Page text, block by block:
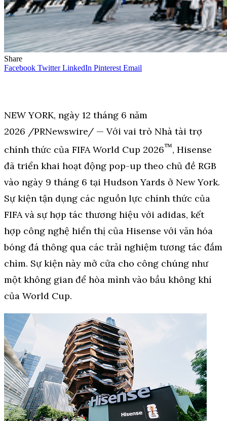
Share
Facebook Twitter LinkedIn Pinterest Email
NEW YORK, ngày 12 tháng 6 năm
2026 /PRNewswire/ — Với vai trò Nhà tài trợ
chính thức của FIFA World Cup 2026™, Hisense
đã triển khai hoạt động pop-up theo chủ đề RGB
vào ngày 9 tháng 6 tại Hudson Yards ở New York.
Sự kiện tận dụng các nguồn lực chính thức của
FIFA và sự hợp tác thương hiệu với adidas, kết
hợp công nghệ hiển thị của Hisense với văn hóa
bóng đá thông qua các trải nghiệm tương tác đắm
chìm. Sự kiện này mở cửa cho công chúng như
một không gian để hòa mình vào bầu không khí
của World Cup.